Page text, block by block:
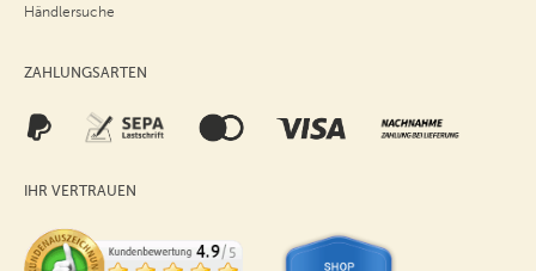
Händlersuche
ZAHLUNGSARTEN
IHR VERTRAUEN